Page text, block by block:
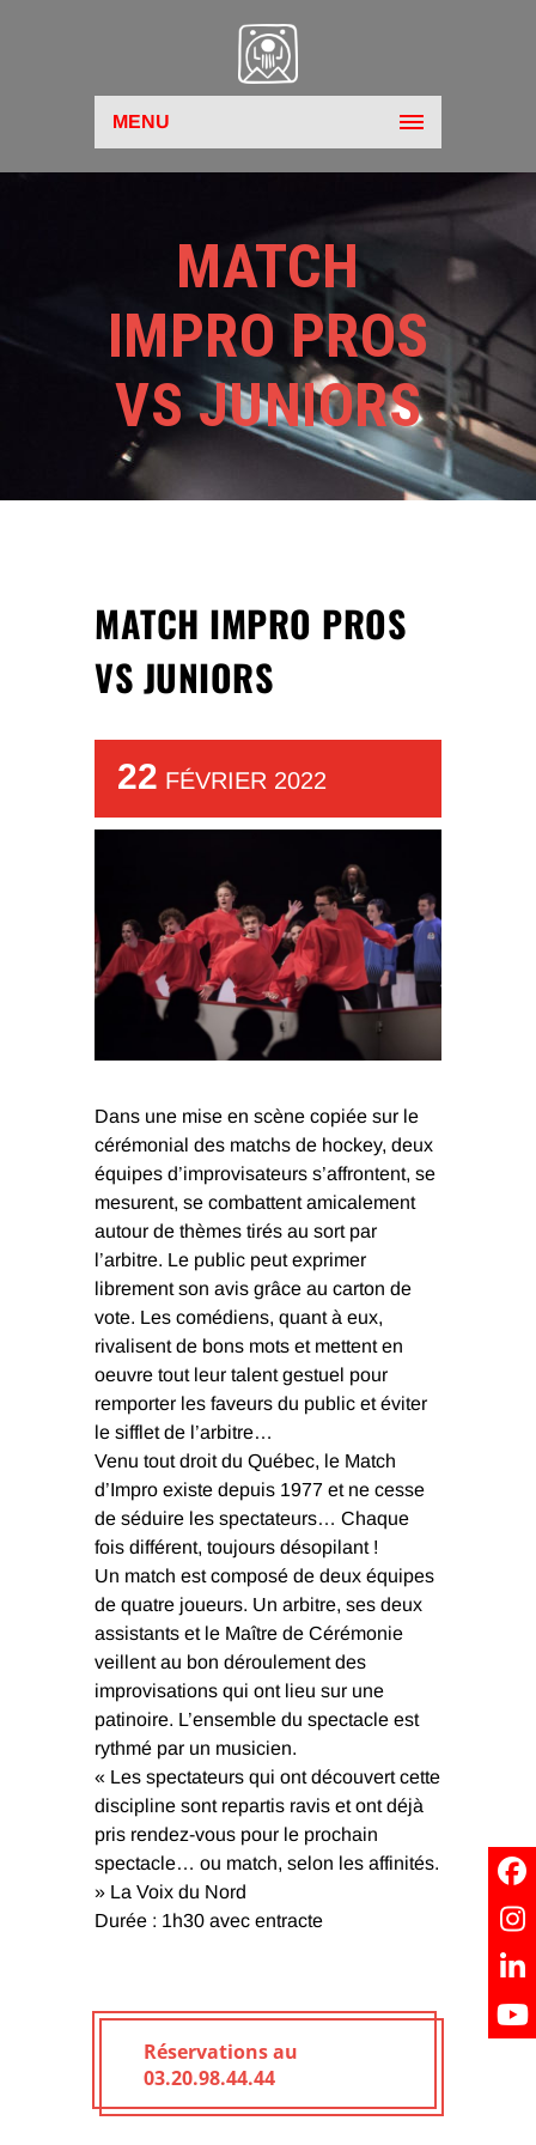
MENU
MATCH
IMPRO PROS
VS JUNIORS
MATCH IMPRO PROS
VS JUNIORS
22 FÉVRIER 2022
Dans une mise en scène copiée sur le
cérémonial des matchs de hockey, deux
équipes d’improvisateurs s’affrontent, se
mesurent, se combattent amicalement
autour de thèmes tirés au sort par
l’arbitre. Le public peut exprimer
librement son avis grâce au carton de
vote. Les comédiens, quant à eux,
rivalisent de bons mots et mettent en
oeuvre tout leur talent gestuel pour
remporter les faveurs du public et éviter
le sifflet de l’arbitre…
Venu tout droit du Québec, le Match
d’Impro existe depuis 1977 et ne cesse
de séduire les spectateurs… Chaque
fois différent, toujours désopilant !
Un match est composé de deux équipes
de quatre joueurs. Un arbitre, ses deux
assistants et le Maître de Cérémonie
veillent au bon déroulement des
improvisations qui ont lieu sur une
patinoire. L’ensemble du spectacle est
rythmé par un musicien.
« Les spectateurs qui ont découvert cette
discipline sont repartis ravis et ont déjà
pris rendez-vous pour le prochain
spectacle… ou match, selon les affinités.
» La Voix du Nord
Durée : 1h30 avec entracte
Réservations au
03.20.98.44.44